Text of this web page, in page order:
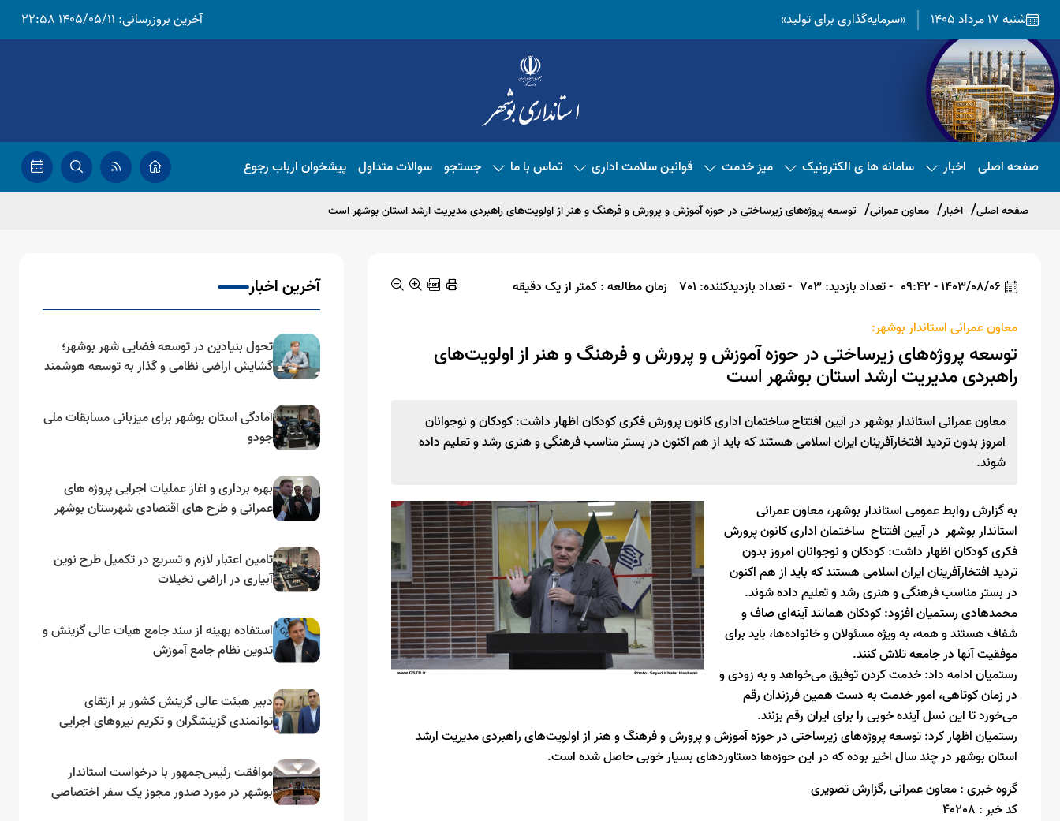
شنبه 17 مرداد 1405 «سرمایه‌گذاری برای تولید» آخرین بروزرسانی: 1405/05/11 22:58
صفحه اصلی اخبار سامانه ها ی الکترونیک میز خدمت قوانین سلامت اداری تماس با ما جستجو سوالات متداول پیشخوان ارباب رجوع
صفحه اصلی اخبار معاون عمرانی توسعه پروژه‌های زیرساختی در حوزه آموزش و پرورش و فرهنگ و هنر از اولویت‌های راهبردی مدیریت ارشد استان بوشهر است
1403/08/06 - 09:42 - تعداد بازدید: 703 - تعداد بازدیدکننده: 701
زمان مطالعه : کمتر از یک دقیقه
معاون عمرانی استاندار بوشهر:
توسعه پروژه‌های زیرساختی در حوزه آموزش و پرورش و فرهنگ و هنر از اولویت‌های
راهبردی مدیریت ارشد استان بوشهر است
معاون عمرانی استاندار بوشهر در آیین افتتاح ساختمان اداری کانون پرورش فکری کودکان اظهار داشت: کودکان و نوجوانان
امروز بدون تردید افتخارآفرینان ایران اسلامی هستند که باید از هم اکنون در بستر مناسب فرهنگی و هنری رشد و تعلیم داده
شوند.
به گزارش روابط عمومی استاندار بوشهر، معاون عمرانی
استاندار بوشهر در آیین افتتاح ساختمان اداری کانون پرورش
فکری کودکان اظهار داشت: کودکان و نوجوانان امروز بدون
تردید افتخارآفرینان ایران اسلامی هستند که باید از هم اکنون
در بستر مناسب فرهنگی و هنری رشد و تعلیم داده شوند.
محمدهادی رستمیان افزود: کودکان همانند آینه‌ای صاف و
شفاف هستند و همه، به ویژه مسئولان و خانواده‌ها، باید برای
موفقیت آنها در جامعه تلاش کنند.
رستمیان ادامه داد: خدمت کردن توفیق می‌خواهد و به زودی و
در زمان کوتاهی، امور خدمت به دست همین فرزندان رقم
می‌خورد تا این نسل آینده خوبی را برای ایران رقم بزنند.
رستمیان اظهار کرد: توسعه پروژه‌های زیرساختی در حوزه آموزش و پرورش و فرهنگ و هنر از اولویت‌های راهبردی مدیریت ارشد
استان بوشهر در چند سال اخیر بوده که در این حوزه‌ها دستاوردهای بسیار خوبی حاصل شده است.
گروه خبری :معاون عمرانی ,گزارش تصویری
کد خبر : 40208
آخرین اخبار
تحول بنیادین در توسعه فضایی شهر بوشهر؛
گشایش اراضی نظامی و گذار به توسعه هوشمند
آمادگی استان بوشهر برای میزبانی مسابقات ملی
جودو
بهره برداری و آغاز عملیات اجرایی پروژه های
عمرانی و طرح های اقتصادی شهرستان بوشهر
تامین اعتبار لازم و تسریع در تکمیل طرح نوین
آبیاری در اراضی نخیلات
استفاده بهینه از سند جامع هیات عالی گزینش و‌
تدوین نظام جامع آموزش
دبیر هیئت عالی گزینش کشور بر ارتقای
توانمندی گزینشگران و تکریم نیروهای اجرایی
موافقت رئیس‌جمهور با درخواست استاندار
بوشهر در مورد صدور مجوز یک سفر اختصاصی